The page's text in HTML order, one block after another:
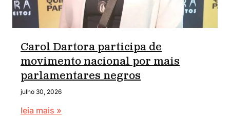
Carol Dartora participa de
movimento nacional por mais
parlamentares negros
julho 30, 2026
leia mais »